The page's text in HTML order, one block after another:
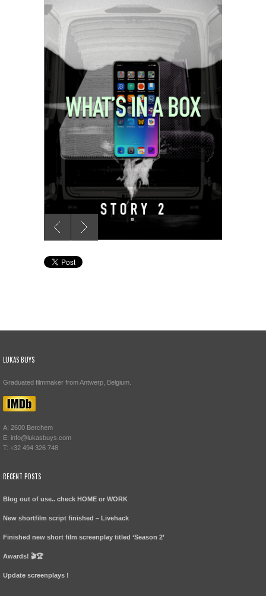
LUKAS BUYS
Graduated filmmaker from Antwerp, Belgium.
A: 2600 Berchem
E: info@lukasbuys.com
T: +32 494 326 748
RECENT POSTS
Blog out of use.. check HOME or WORK
New shortfilm script finished – Livehack
Finished new short film screenplay titled ‘Season 2’
Awards! 🎬🏆
Update screenplays !